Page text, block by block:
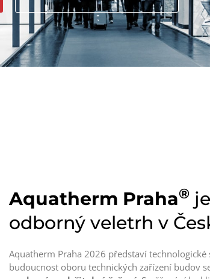
Aquatherm Praha®
odborný veletrh v
Aquatherm Praha 2026 představí
budoucnost oboru technických zařízení budov